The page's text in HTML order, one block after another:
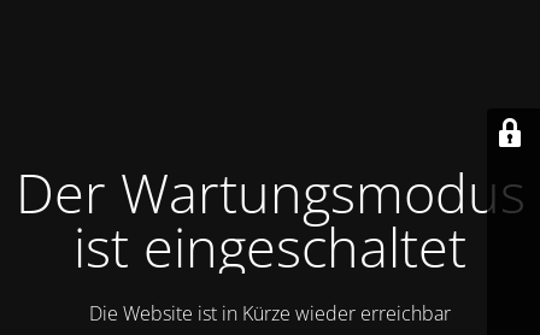
Der Wartungsmodus
ist eingeschaltet
Die Website ist in Kürze wieder erreichbar